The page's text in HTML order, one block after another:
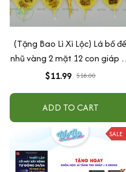
(Tặng Bao Lì Xì Lộc) Lá bồ đề
nhũ vàng 2 mặt 12 con giáp
phật bản mệnh, để ốp lưng
quang
$11.99 $18.00
ADD TO CART
SALE